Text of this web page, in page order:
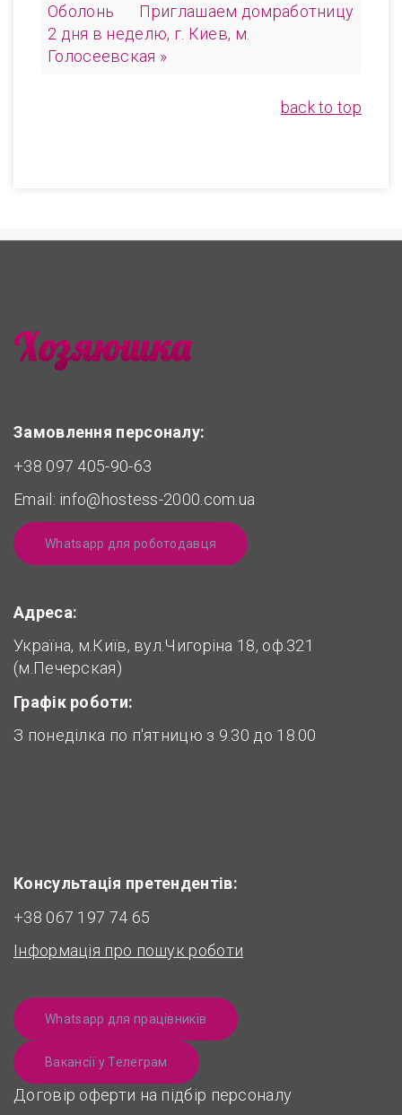
Оболонь
Приглашаем домработницу
2 дня в неделю, г. Киев, м.
Голосеевская »
back to top
Замовлення персоналу:
+38 097 405-90-63
Email: info@hostess-2000.com.ua
Whatsapp для роботодавця
Адреса:
Україна, м.Київ, вул.Чигоріна 18, оф.321
(м.Печерская)
Графік роботи:
З понеділка по п'ятницю з 9.30 до 18.00
Консультація претендентів:
+38 067 197 74 65
Інформація про пошук роботи
Whatsapp для працівників
Вакансії у Телеграм
Договір оферти на підбір персоналу